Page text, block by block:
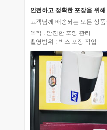
안전하고 정확한 포장을 위
고객님께 배송되는 모든 상
목적 : 안전한 포장 관리
촬영범위 : 박스 포장 작업